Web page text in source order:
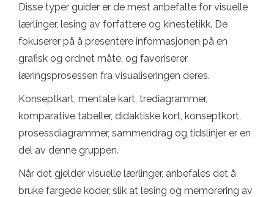
Disse typer guider er de mest anbefalte for visuelle
lærlinger, lesing av forfattere og kinestetikk. De
fokuserer på å presentere informasjonen på en
grafisk og ordnet måte, og favoriserer
læringsprosessen fra visualiseringen deres.
Konseptkart, mentale kart, trediagrammer,
komparative tabeller, didaktiske kort, konseptkort,
prosessdiagrammer, sammendrag og tidslinjer er en
del av denne gruppen.
Når det gjelder visuelle lærlinger, anbefales det å
bruke fargede koder, slik at lesing og memorering av